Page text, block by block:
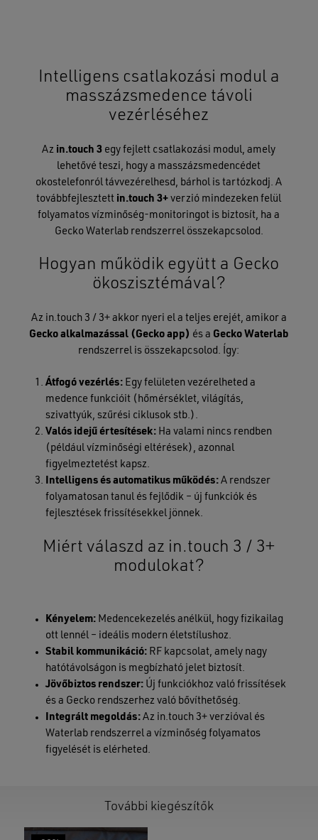
Nincsenek termékek a kosárban.
Intelligens csatlakozási modul a
masszázsmedence távoli
vezérléséhez
Az in.touch 3 egy fejlett csatlakozási modul, amely
lehetővé teszi, hogy a masszázsmedencédet
okostelefonról távvezérelhesd, bárhol is tartózkodj. A
továbbfejlesztett in.touch 3+ verzió mindezeken felül
folyamatos vízminőség-monitoringot is biztosít, ha a
Gecko Waterlab rendszerrel összekapcsolod.
Hogyan működik együtt a Gecko
ökoszisztémával?
Az in.touch 3 / 3+ akkor nyeri el a teljes erejét, amikor a
Gecko alkalmazással (Gecko app) és a Gecko Waterlab
rendszerrel is összekapcsolod. Így:
Átfogó vezérlés:Egy felületen vezérelheted a
medence funkcióit (hőmérséklet, világítás,
szivattyúk, szűrési ciklusok stb.).
Valós idejű értesítések:Ha valami nincs rendben
(például vízminőségi eltérések), azonnal
figyelmeztetést kapsz.
Intelligens és automatikus működés:A rendszer
folyamatosan tanul és fejlődik – új funkciók és
fejlesztések frissítésekkel jönnek.
Miért válaszd az in.touch 3 / 3+
modulokat?
Kényelem:Medencekezelés anélkül, hogy fizikailag
ott lennél – ideális modern életstílushoz.
Stabil kommunikáció:RF kapcsolat, amely nagy
hatótávolságon is megbízható jelet biztosít.
Jövőbiztos rendszer:Új funkciókhoz való frissítések
és a Gecko rendszerhez való bővíthetőség.
Integrált megoldás:Az in.touch 3+ verzióval és
Waterlab rendszerrel a vízminőség folyamatos
figyelését is elérheted.
További kiegészítők